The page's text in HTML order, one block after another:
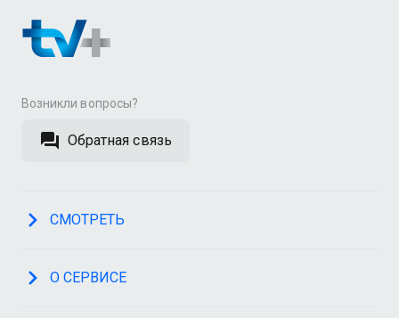
Возникли вопросы?
Обратная связь
СМОТРЕТЬ
О СЕРВИСЕ